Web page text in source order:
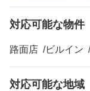
対応可能な物件
路面店 ビルイン
対応可能な地域